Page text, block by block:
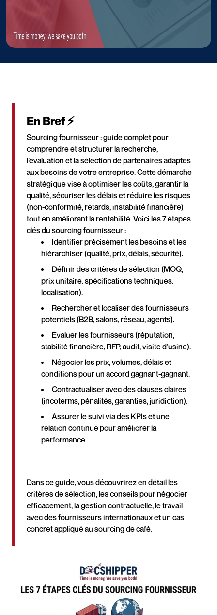
En Bref ⚡
Sourcing fournisseur : guide complet pour
comprendre et structurer la recherche,
l’évaluation et la sélection de partenaires adaptés
aux besoins de votre entreprise. Cette démarche
stratégique vise à optimiser les coûts, garantir la
qualité, sécuriser les délais et réduire les risques
(non-conformité, retards, instabilité financière)
tout en améliorant la rentabilité. Voici les 7 étapes
clés du sourcing fournisseur :
Identifier précisément les besoins et les
hiérarchiser (qualité, prix, délais, sécurité).
Définir des critères de sélection (MOQ,
prix unitaire, spécifications techniques,
localisation).
Rechercher et localiser des fournisseurs
potentiels (B2B, salons, réseau, agents).
Évaluer les fournisseurs (réputation,
stabilité financière, RFP, audit, visite d’usine).
Négocier les prix, volumes, délais et
conditions pour un accord gagnant-gagnant.
Contractualiser avec des clauses claires
(incoterms, pénalités, garanties, juridiction).
Assurer le suivi via des KPIs et une
relation continue pour améliorer la
performance.
Dans ce guide, vous découvrirez en détail les
critères de sélection, les conseils pour négocier
efficacement, la gestion contractuelle, le travail
avec des fournisseurs internationaux et un cas
concret appliqué au sourcing de café.